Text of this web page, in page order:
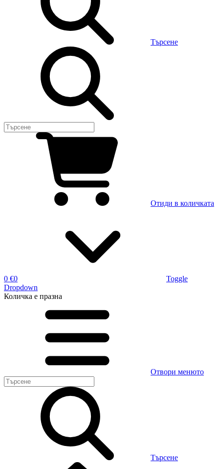
Търсене
Отиди в количката
0 €0
Toggle
Dropdown
Количка е празна
Отвори менюто
Търсене